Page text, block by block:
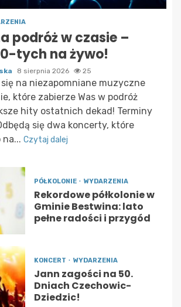
podróż w czasie –
tych na żywo!
8 sierpnia 2026 25
na niezapomniane muzyczne
które zabierze Was w podróż
hity ostatnich dekad! Terminy
się dwa koncerty, które
Czytaj dalej
PÓŁKOLONIE WYDARZENIA
Rekordowe półkolonie w
Gminie Bestwina: lato
pełne radości i przygód
KONCERT WYDARZENIA
Jann zagości na 50.
Dniach Czechowic-
Dziedzic!